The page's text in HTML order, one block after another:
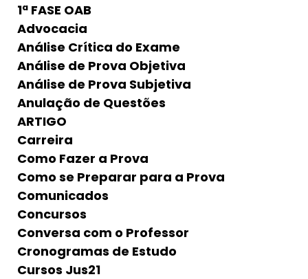
1ª FASE OAB
Advocacia
Análise Crítica do Exame
Análise de Prova Objetiva
Análise de Prova Subjetiva
Anulação de Questões
ARTIGO
Carreira
Como Fazer a Prova
Como se Preparar para a Prova
Comunicados
Concursos
Conversa com o Professor
Cronogramas de Estudo
Cursos Jus21